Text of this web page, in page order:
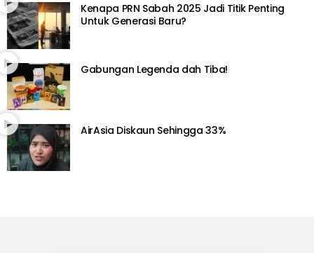
Kenapa PRN Sabah 2025 Jadi Titik Penting
Untuk Generasi Baru?
Gabungan Legenda dah Tiba!
AirAsia Diskaun Sehingga 33%